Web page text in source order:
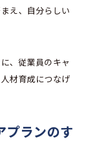
え、自分らしい
、従業員のキャ
材育成につなげ
プランのす